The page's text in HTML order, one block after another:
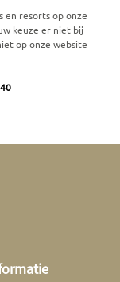
en resorts op onze
keuze er niet bij
op onze website